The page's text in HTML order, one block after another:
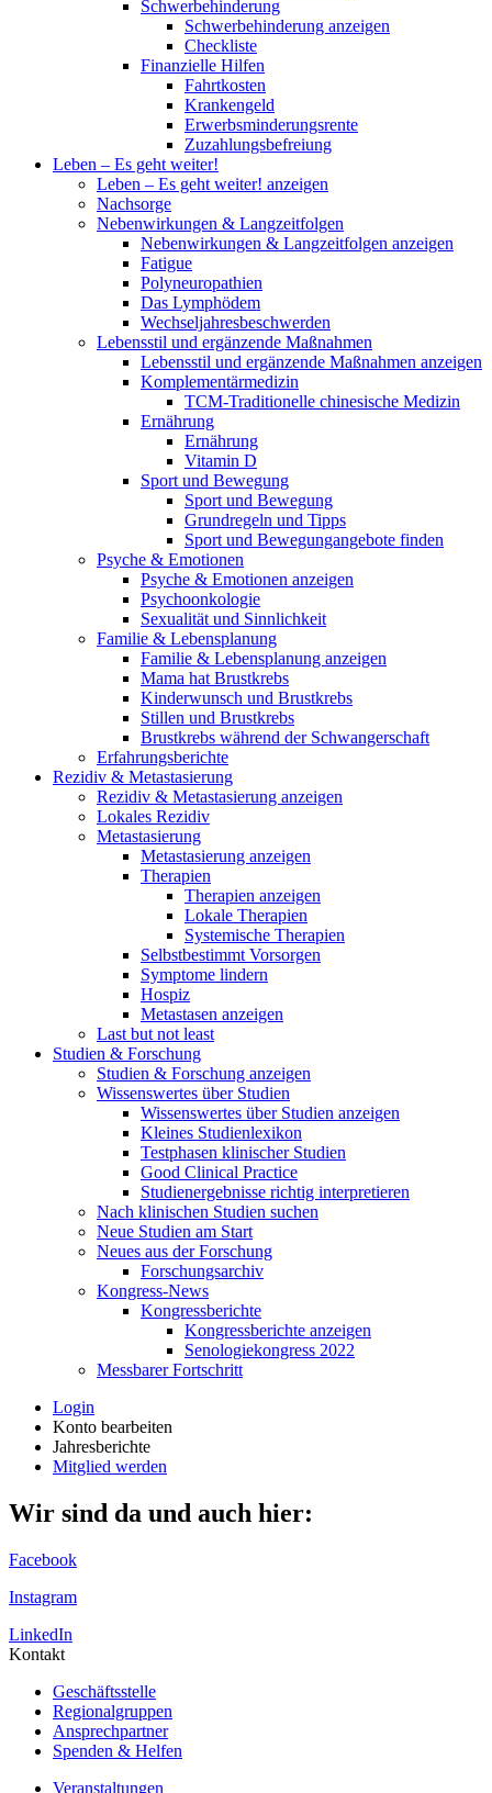
Schwerbehinderung
Schwerbehinderung anzeigen
Checkliste
Finanzielle Hilfen
Fahrtkosten
Krankengeld
Erwerbsminderungsrente
Zuzahlungsbefreiung
Leben – Es geht weiter!
Leben – Es geht weiter! anzeigen
Nachsorge
Nebenwirkungen & Langzeitfolgen
Nebenwirkungen & Langzeitfolgen anzeigen
Fatigue
Polyneuropathien
Das Lymphödem
Wechseljahresbeschwerden
Lebensstil und ergänzende Maßnahmen
Lebensstil und ergänzende Maßnahmen anzeigen
Komplementärmedizin
TCM-Traditionelle chinesische Medizin
Ernährung
Ernährung
Vitamin D
Sport und Bewegung
Sport und Bewegung
Grundregeln und Tipps
Sport und Bewegungangebote finden
Psyche & Emotionen
Psyche & Emotionen anzeigen
Psychoonkologie
Sexualität und Sinnlichkeit
Familie & Lebensplanung
Familie & Lebensplanung anzeigen
Mama hat Brustkrebs
Kinderwunsch und Brustkrebs
Stillen und Brustkrebs
Brustkrebs während der Schwangerschaft
Erfahrungsberichte
Rezidiv & Metastasierung
Rezidiv & Metastasierung anzeigen
Lokales Rezidiv
Metastasierung
Metastasierung anzeigen
Therapien
Therapien anzeigen
Lokale Therapien
Systemische Therapien
Selbstbestimmt Vorsorgen
Symptome lindern
Hospiz
Metastasen anzeigen
Last but not least
Studien & Forschung
Studien & Forschung anzeigen
Wissenswertes über Studien
Wissenswertes über Studien anzeigen
Kleines Studienlexikon
Testphasen klinischer Studien
Good Clinical Practice
Studienergebnisse richtig interpretieren
Nach klinischen Studien suchen
Neue Studien am Start
Neues aus der Forschung
Forschungsarchiv
Kongress-News
Kongressberichte
Kongressberichte anzeigen
Senologiekongress 2022
Messbarer Fortschritt
Login
Konto bearbeiten
Jahresberichte
Mitglied werden
Wir sind da und auch hier:
Facebook
Instagram
LinkedIn
Kontakt
Geschäftsstelle
Regionalgruppen
Ansprechpartner
Spenden & Helfen
Veranstaltungen